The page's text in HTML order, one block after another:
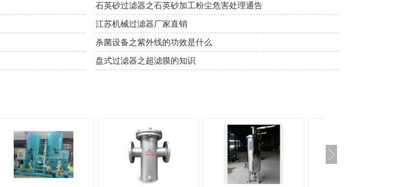
石英砂过滤器之石英砂加工粉尘危害处理通告
江苏机械过滤器厂家直销
杀菌设备​之紫外线的功效是什么
盘式过滤器之超滤膜的知识